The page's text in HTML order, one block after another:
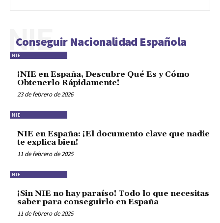
Conseguir Nacionalidad Española
NIE
NIE
¡NIE en España, Descubre Qué Es y Cómo
Obtenerlo Rápidamente!
23 de febrero de 2026
NIE
NIE en España: ¡El documento clave que nadie
te explica bien!
11 de febrero de 2025
NIE
¡Sin NIE no hay paraíso! Todo lo que necesitas
saber para conseguirlo en España
11 de febrero de 2025